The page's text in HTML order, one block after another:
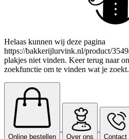
Helaas kunnen wij deze pagina
https://bakkerijlurvink.nl/product/
plakjes niet vinden. Keer terug naar
zoekfunctie om te vinden wat je zoekt.
Online bestellen Over ons Contact